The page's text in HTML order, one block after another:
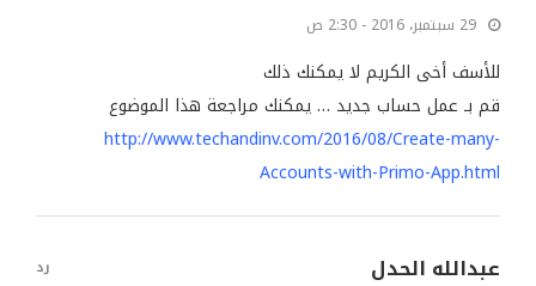
29 سبتمبر، 2016 - 2:30 ص
للأسف أخى الكريم لا يمكنك ذلك
قم بـ عمل حساب جديد … يمكنك مراجعة هذا الموضوع
http://www.techandinv.com/2016/08/Create-many-
Accounts-with-Primo-App.html
عبدالله الحدل رد